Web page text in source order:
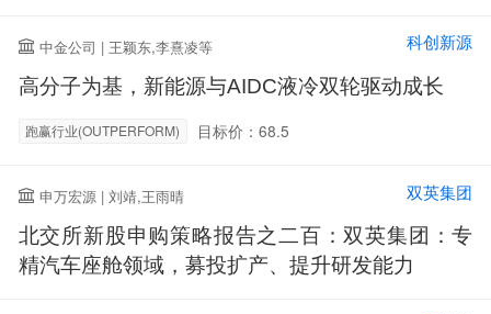
中金公司 | 王颖东,李熹凌等 科创新源
高分子为基，新能源与AIDC液冷双轮驱动成长
跑赢行业(OUTPERFORM) 目标价：68.5
申万宏源 | 刘靖,王雨晴 双英集团
北交所新股申购策略报告之二百：双英集团：专
精汽车座舱领域，募投扩产、提升研发能力